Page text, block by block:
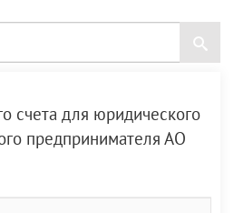
счета для юридического
предпринимателя АО